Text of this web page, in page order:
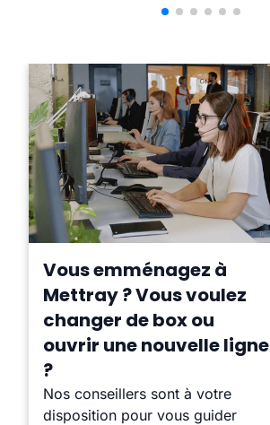
Vous emménagez à
Mettray ? Vous voulez
changer de box ou
ouvrir une nouvelle ligne
?
Nos conseillers sont à votre
disposition pour vous guider